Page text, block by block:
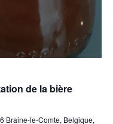
de la bière
Braine-le-Comte, Belgique,